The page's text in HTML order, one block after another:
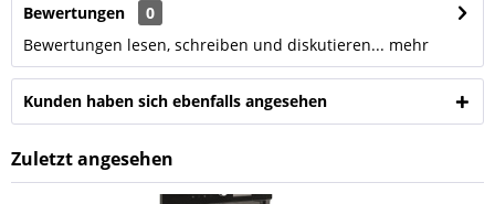
Bewertungen
0
Bewertungen lesen, schreiben und diskutieren... mehr
Kunden haben sich ebenfalls angesehen
Zuletzt angesehen